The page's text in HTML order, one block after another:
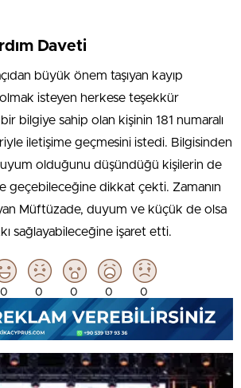
Daveti
büyük önem taşıyan kayıp
isteyen herkese teşekkür
bilgiye sahip olan kişinin 181 numaralı
iletişime geçmesini istedi. Bilgisinden
olduğunu düşündüğü kişilerin de
geçebileceğine dikkat çekti. Zamanın
Müftüzade, duyum ve küçük de olsa
sağlayabileceğine işaret etti.
0 0 0 0 0